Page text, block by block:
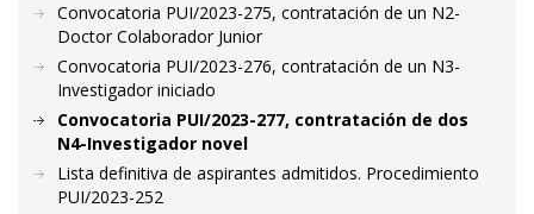
Convocatoria PUI/2023-275, contratación de un N2-
Doctor Colaborador Junior
Convocatoria PUI/2023-276, contratación de un N3-
Investigador iniciado
Convocatoria PUI/2023-277, contratación de dos
N4-Investigador novel
Lista definitiva de aspirantes admitidos. Procedimiento
PUI/2023-252